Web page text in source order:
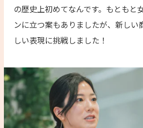
の歴史上初めてなんです。もともと
ンに立つ案もありましたが、新しい
しい表現に挑戦しました！